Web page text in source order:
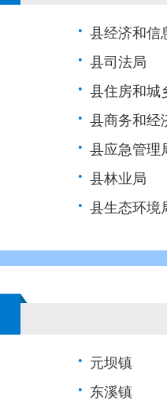
• 县经济和信
• 县司法局
• 县住房和城
• 县商务和经
• 县应急管理
• 县林业局
• 县生态环境
• 元坝镇
• 东溪镇